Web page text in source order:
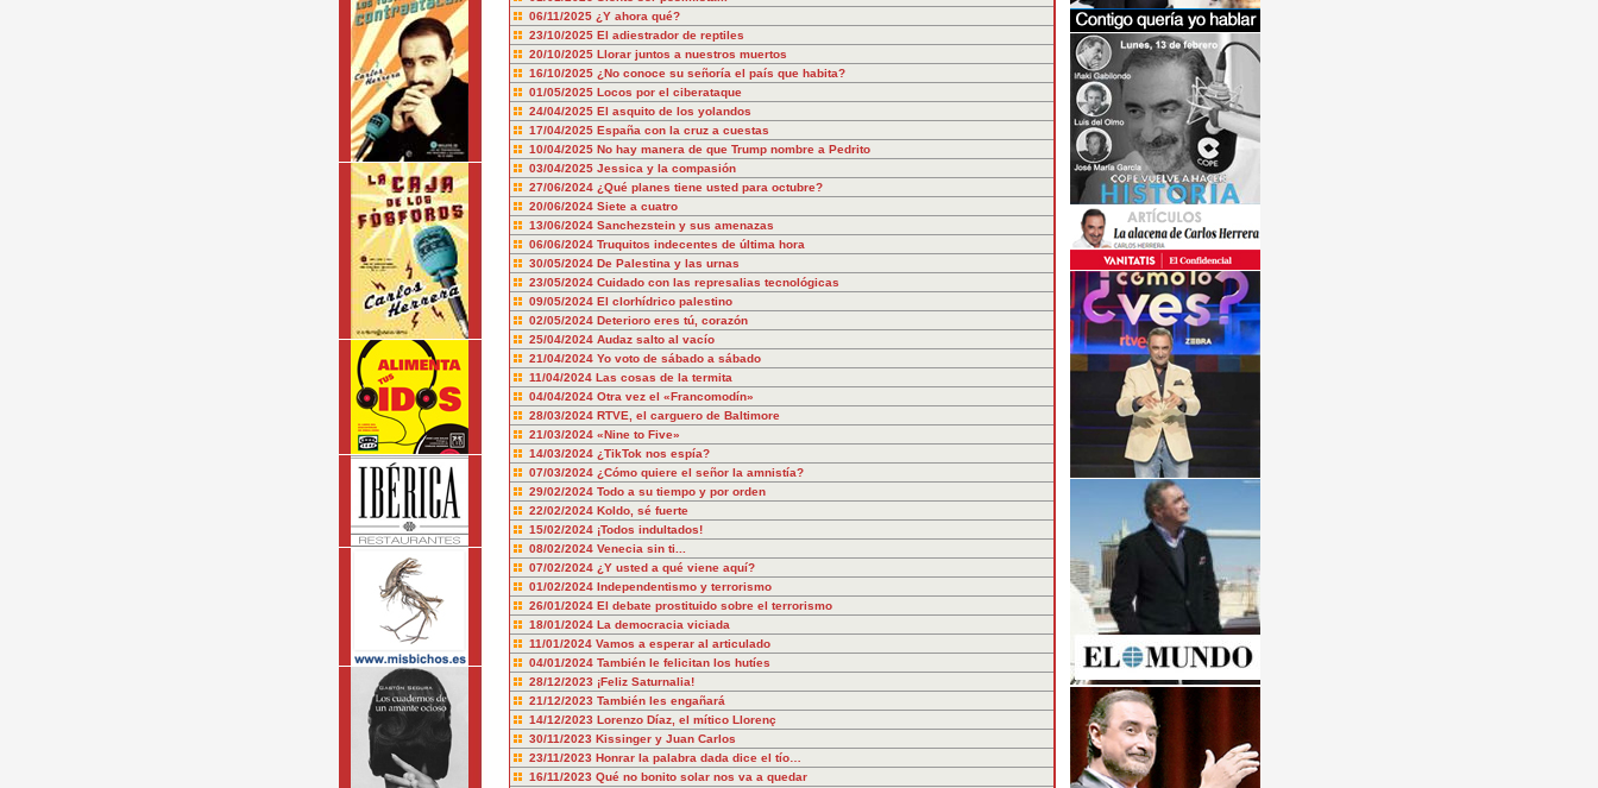
06/11/2025 ¿Y ahora qué?
23/10/2025 El adiestrador de reptiles
20/10/2025 Llorar juntos a nuestros muertos
16/10/2025 ¿No conoce su señoría el país que habita?
01/05/2025 Locos por el ciberataque
24/04/2025 El asquito de los yolandos
17/04/2025 España con la cruz a cuestas
10/04/2025 No hay manera de que Trump nombre a Pedrito
03/04/2025 Jessica y la compasión
27/06/2024 ¿Qué planes tiene usted para octubre?
20/06/2024 Siete a cuatro
13/06/2024 Sanchezstein y sus amenazas
06/06/2024 Truquitos indecentes de última hora
30/05/2024 De Palestina y las urnas
23/05/2024 Cuidado con las represalias tecnológicas
09/05/2024 El clorhídrico palestino
02/05/2024 Deterioro eres tú, corazón
25/04/2024 Audaz salto al vacío
21/04/2024 Yo voto de sábado a sábado
11/04/2024 Las cosas de la termita
04/04/2024 Otra vez el «Francomodín»
28/03/2024 RTVE, el carguero de Baltimore
21/03/2024 «Nine to Five»
14/03/2024 ¿TikTok nos espía?
07/03/2024 ¿Cómo quiere el señor la amnistía?
29/02/2024 Todo a su tiempo y por orden
22/02/2024 Koldo, sé fuerte
15/02/2024 ¡Todos indultados!
08/02/2024 Venecia sin ti...
07/02/2024 ¿Y usted a qué viene aquí?
01/02/2024 Independentismo y terrorismo
26/01/2024 El debate prostituido sobre el terrorismo
18/01/2024 La democracia viciada
11/01/2024 Vamos a esperar al articulado
04/01/2024 También le felicitan los hutíes
28/12/2023 ¡Feliz Saturnalia!
21/12/2023 También les engañará
14/12/2023 Lorenzo Díaz, el mítico Llorenç
30/11/2023 Kissinger y Juan Carlos
23/11/2023 Honrar la palabra dada dice el tío…
16/11/2023 Qué no bonito solar nos va a quedar